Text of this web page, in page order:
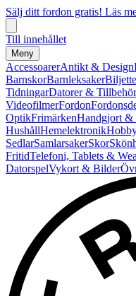
Sälj ditt fordon gratis! Läs
Till innehållet
Meny
AccessoarerAntikt & Design
BarnskorBarnleksaker
TidningarDatorer & Tillbehör
VideofilmerFordon
OptikFrimärkenHandgjort &
HushållHemelektronik
SedlarSamlarsakerSkor
FritidTelefoni, Tablets &
DatorspelVykort & Bilder